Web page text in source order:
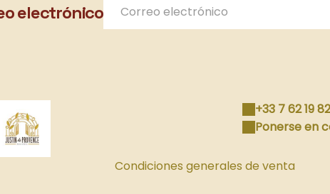
electrónico
+33 7 62 19
Ponerse en
Condiciones generales de venta